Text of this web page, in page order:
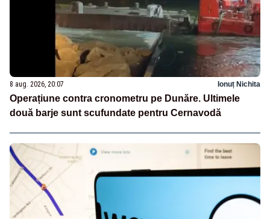
8 aug. 2026, 20:07 Ionuț Nichita
Operațiune contra cronometru pe Dunăre. Ultimele
două barje sunt scufundate pentru Cernavodă